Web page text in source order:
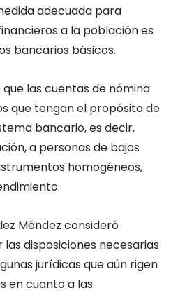
adecuada para
a la población es
bancarios básicos.
las cuentas de nómina
que tengan el propósito de
bancario, es decir,
a personas de bajos
homogéneos,
Méndez consideró
disposiciones necesarias
jurídicas que aún rigen
en cuanto a las